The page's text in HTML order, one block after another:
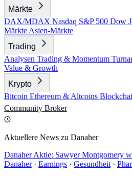
Märkte
DAX/MDAX Nasdaq S&P 500 Dow
Märkte Asien-Märkte
Trading
Analysen Trading & Momentum
Value & Growth
Krypto
Bitcoin Ethereum & Altcoins
Community Broker
Aktuellere News zu Danaher
Danaher Aktie: Sawyer Montgomery
Danaher · Earnings · Gesundheit ·